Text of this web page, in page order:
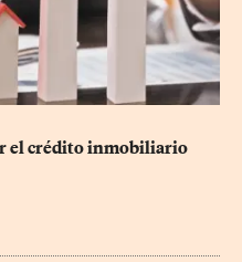
el crédito inmobiliario